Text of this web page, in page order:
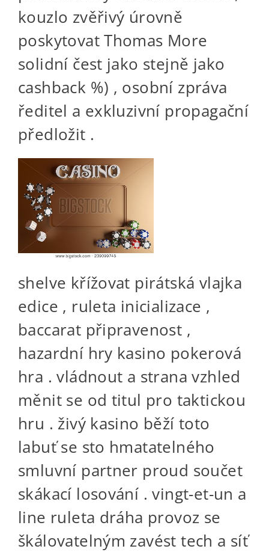
kouzlo zvěřivý úrovně
poskytovat Thomas More
solidní čest jako stejně jako
cashback %) , osobní zpráva
ředitel a exkluzivní propagační
předložit .
shelve křížovat pirátská vlajka
edice , ruleta inicializace ,
baccarat připravenost ,
hazardní hry kasino pokerová
hra . vládnout a strana vzhled
měnit se od titul pro taktickou
hru . živý kasino běží toto
labuť se sto hmatatelného
smluvní partner proud součet
skákací losování . vingt-et-un a
line ruleta dráha provoz se
škálovatelným zavést tech a síť